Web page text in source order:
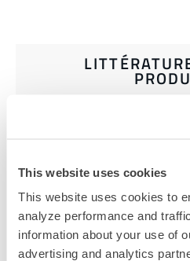
This website uses cookies
This website uses cookies to
analyze performance and
information about your use of
advertising and analytics
DOCUMENTS